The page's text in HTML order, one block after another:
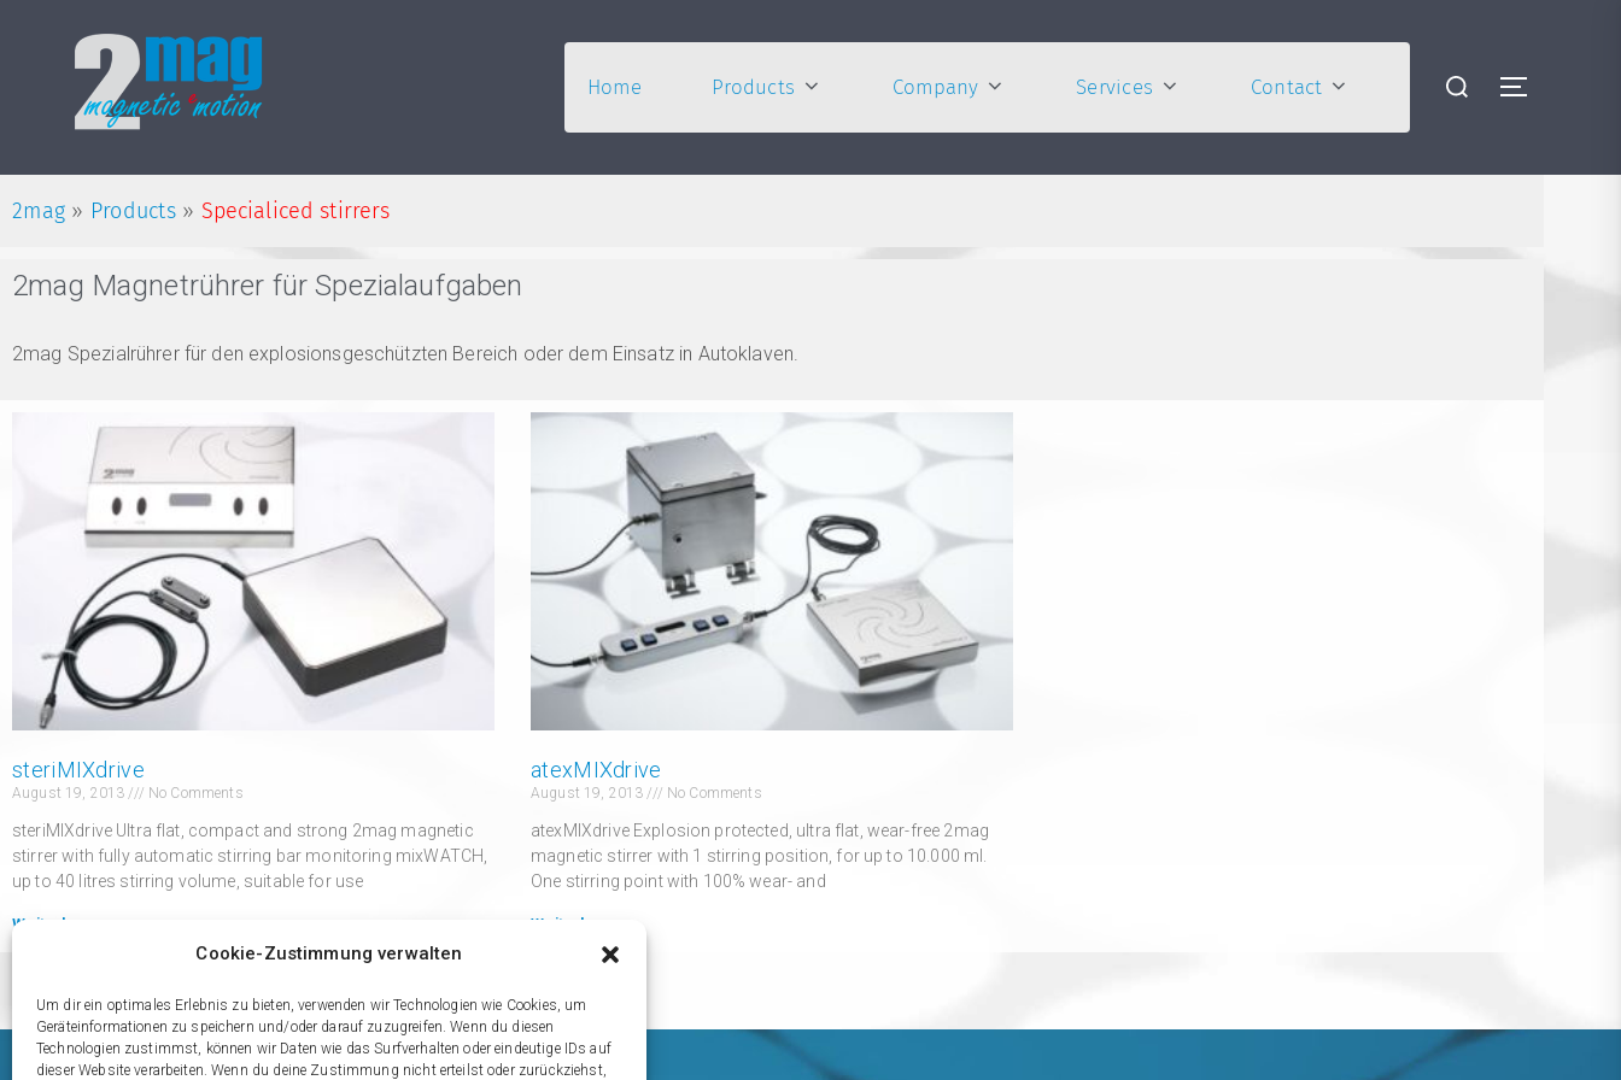
Cookie-Zustimmung verwalten
Um dir ein optimales Erlebnis zu bieten, verwenden wir Technologien wie Cookies, um
Geräteinformationen zu speichern und/oder darauf zuzugreifen. Wenn du diesen
Technologien zustimmst, können wir Daten wie das Surfverhalten oder eindeutige IDs auf
dieser Website verarbeiten. Wenn du deine Zustimmung nicht erteilst oder zurückziehst,
Home Products Company Services Contact
2mag » Products » Specialiced stirrers
2mag Magnetrührer für Spezialaufgaben
2mag Spezialrührer für den explosionsgeschützten Bereich oder dem Einsatz in Autoklaven.
steriMIXdrive
August 19, 2013 No Comments
steriMIXdrive Ultra flat, compact and strong 2mag magnetic
stirrer with fully automatic stirring bar monitoring mixWATCH,
up to 40 litres stirring volume, suitable for use
Weiterlesen »
atexMIXdrive
August 19, 2013 No Comments
atexMIXdrive Explosion protected, ultra flat, wear-free 2mag
magnetic stirrer with 1 stirring position, for up to 10.000 ml.
One stirring point with 100% wear- and
Weiterlesen »